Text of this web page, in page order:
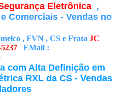
Eletrônica ,
Comerciais - Vendas no
, FVN , CS e Frata JC
EMail :
com Alta Definição em
RXL da CS - Vendas